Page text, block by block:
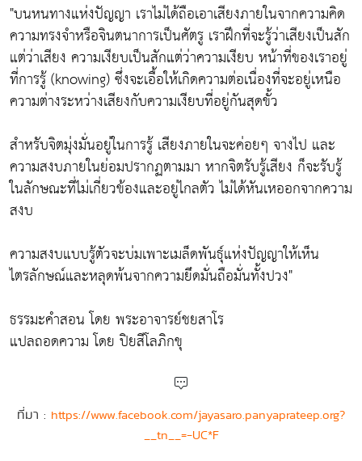
"บนหนทางแห่งปัญญา เราไม่ได้ถือเอาเสียงภายในจากความคิด
ความทรงจำหรือจินตนาการเป็นศัตรู เราฝึกที่จะรู้ว่าเสียงเป็นสัก
แต่ว่าเสียง ความเงียบเป็นสักแต่ว่าความเงียบ หน้าที่ของเราอยู่
ที่การรู้ (knowing) ซึ่งจะเอื้อให้เกิดความต่อเนื่องที่จะอยู่เหนือ
ความต่างระหว่างเสียงกับความเงียบที่อยู่กันสุดขั้ว
สำหรับจิตมุ่งมั่นอยู่ในการรู้ เสียงภายในจะค่อยๆ จางไป และ
ความสงบภายในย่อมปรากฏตามมา หากจิตรับรู้เสียง ก็จะรับรู้
ในลักษณะที่ไม่เกี่ยวข้องและอยู่ไกลตัว ไม่ได้หันเหออกจากความ
สงบ
ความสงบแบบรู้ตัวจะบ่มเพาะเมล็ดพันธุ์แห่งปัญญาให้เห็น
ไตรลักษณ์และหลุดพ้นจากความยึดมั่นถือมั่นทั้งปวง"
ธรรมะคำสอน โดย พระอาจารย์ชยสาโร
แปลถอดความ โดย ปิยสีโลภิกขุ
ที่มา : https://www.facebook.com/jayasaro.panyaprateep.org?
__tn__=-UC*F